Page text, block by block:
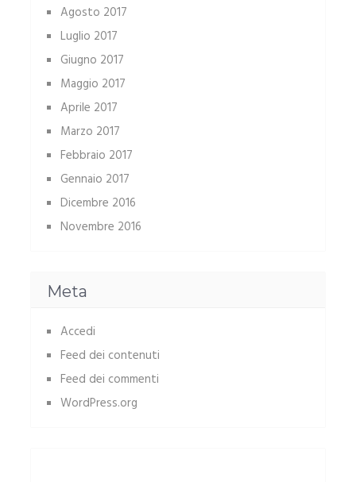
Agosto 2017
Luglio 2017
Giugno 2017
Maggio 2017
Aprile 2017
Marzo 2017
Febbraio 2017
Gennaio 2017
Dicembre 2016
Novembre 2016
Meta
Accedi
Feed dei contenuti
Feed dei commenti
WordPress.org